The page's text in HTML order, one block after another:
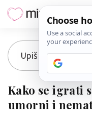
Kako se igrati
umorni i